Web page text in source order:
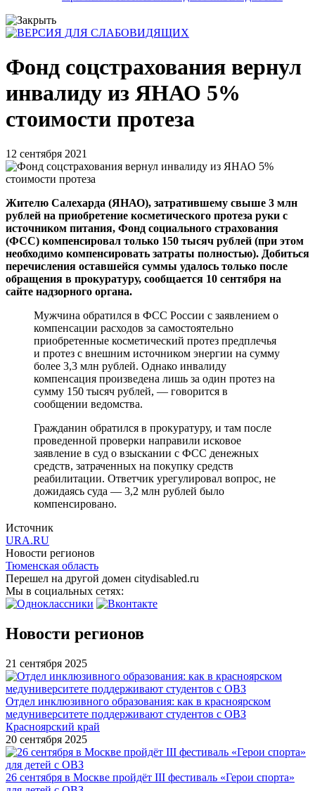
Фонд соцстрахования вернул
инвалиду из ЯНАО 5%
стоимости протеза
12 сентября 2021
Жителю Салехарда (ЯНАО), затратившему свыше 3 млн
рублей на приобретение косметического протеза руки с
источником питания, Фонд социального страхования
(ФСС) компенсировал только 150 тысяч рублей (при этом
необходимо компенсировать затраты полностью). Добиться
перечисления оставшейся суммы удалось только после
обращения в прокуратуру, сообщается 10 сентября на
сайте надзорного органа.
Мужчина обратился в ФСС России с заявлением о
компенсации расходов за самостоятельно
приобретенные косметический протез предплечья
и протез с внешним источником энергии на сумму
более 3,3 млн рублей. Однако инвалиду
компенсация произведена лишь за один протез на
сумму 150 тысяч рублей, — говорится в
сообщении ведомства.
Гражданин обратился в прокуратуру, и там после
проведенной проверки направили исковое
заявление в суд о взыскании с ФСС денежных
средств, затраченных на покупку средств
реабилитации. Ответчик урегулировал вопрос, не
дожидаясь суда — 3,2 млн рублей было
компенсировано.
Источник
URA.RU
Новости регионов
Тюменская область
Перешел на другой домен citydisabled.ru
Мы в социальных сетях:
Новости регионов
21 сентября 2025
Отдел инклюзивного образования: как в красноярском
медуниверситете поддерживают студентов с ОВЗ
Красноярский край
20 сентября 2025
26 сентября в Москве пройдёт III фестиваль «Герои спорта»